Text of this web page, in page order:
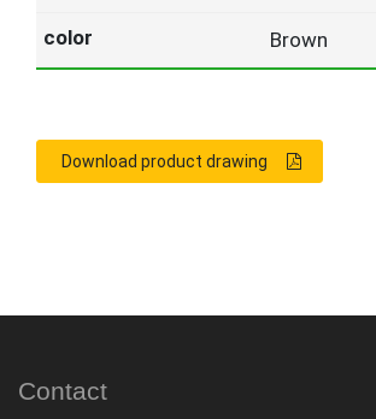
Brown
Download product drawing
Contact